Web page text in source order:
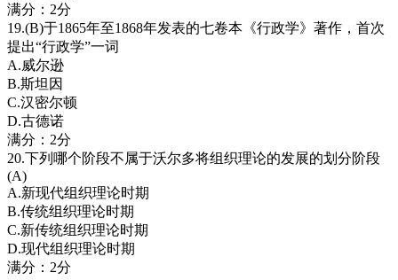
满分：2分
19.(B)于1865年至1868年发表的七卷本《行政学》著作，首次
提出“行政学”一词
A.威尔逊
B.斯坦因
C.汉密尔顿
D.古德诺
满分：2分
20.下列哪个阶段不属于沃尔多将组织理论的发展的划分阶段
(A)
A.新现代组织理论时期
B.传统组织理论时期
C.新传统组织理论时期
D.现代组织理论时期
满分：2分